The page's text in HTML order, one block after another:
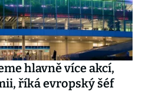
hlavně více akcí,
říká evropský šéf